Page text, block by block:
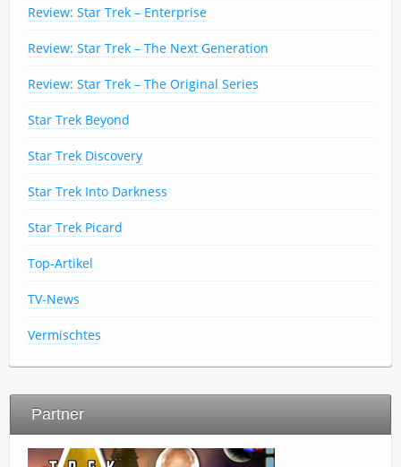
Review: Star Trek – Enterprise
Review: Star Trek – The Next Generation
Review: Star Trek – The Original Series
Star Trek Beyond
Star Trek Discovery
Star Trek Into Darkness
Star Trek Picard
Top-Artikel
TV-News
Vermischtes
Partner